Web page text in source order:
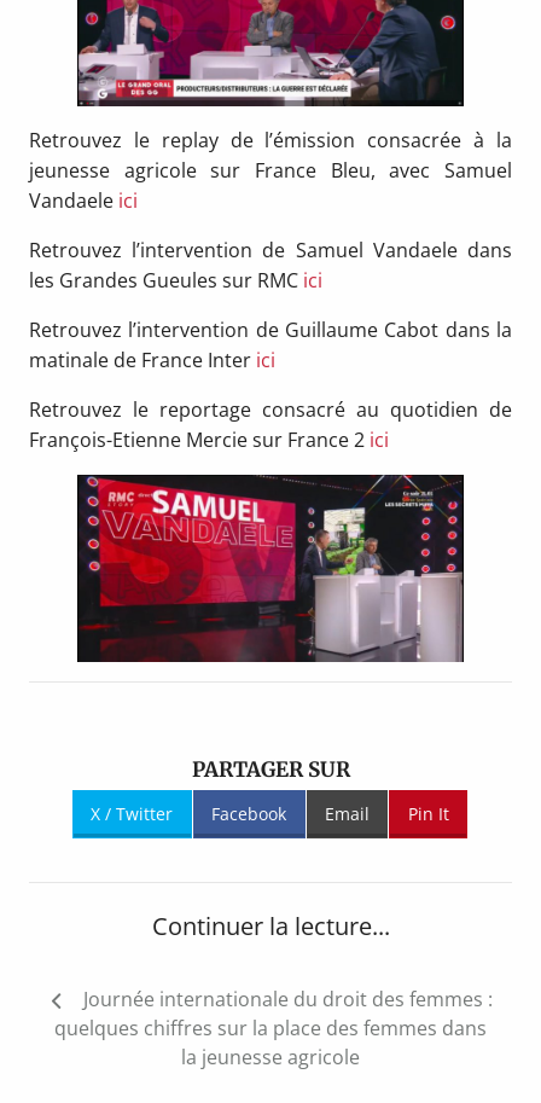
Retrouvez le replay de l’émission consacrée à la
jeunesse agricole sur France Bleu, avec Samuel
Vandaele ici
Retrouvez l’intervention de Samuel Vandaele dans
les Grandes Gueules sur RMC ici
Retrouvez l’intervention de Guillaume Cabot dans la
matinale de France Inter ici
Retrouvez le reportage consacré au quotidien de
François-Etienne Mercie sur France 2 ici
PARTAGER SUR
X / Twitter Facebook Email Pin It
Continuer la lecture...
Navigation
de
Journée internationale du droit des femmes :
quelques chiffres sur la place des femmes dans
la jeunesse agricole